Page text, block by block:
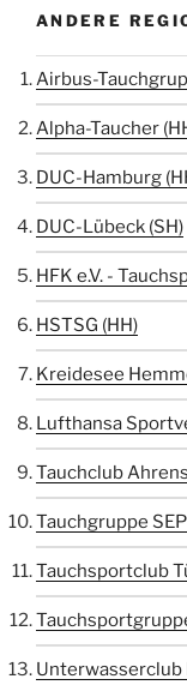
ANDERE
Airbus-
Alpha-Taucher
DUC-Hamburg
DUC-Lübeck (SH)
HFK e.V. -
HSTSG (HH)
Kreidesee
Lufthansa
Tauchclub
Tauchgruppe
Tauchsportclub
Unterwasserclub